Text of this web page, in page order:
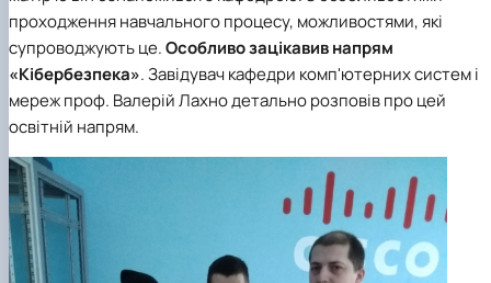
проходження навчального процесу, можливостями, які
супроводжують це.Особливо зацікавив напрям
«Кібербезпека». Завідувач кафедри комп'ютерних систем і
мереж проф. Валерій Лахно детально розповів про цей
освітній напрям.